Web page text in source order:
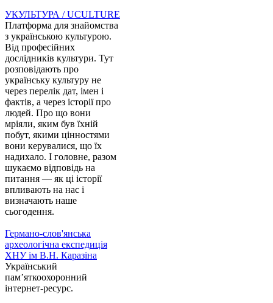
УКУЛЬТУРА / UCULTURE
Платформа для знайомства
з українською культурою.
Від професійних
дослідників культури. Тут
розповідають про
українську культуру не
через перелік дат, імен і
фактів, а через історії про
людей. Про що вони
мріяли, яким був їхній
побут, якими цінностями
вони керувалися, що їх
надихало. І головне, разом
шукаємо відповідь на
питання — як ці історії
впливають на нас і
визначають наше
сьогодення.
Германо-слов'янська
археологічна експедиція
ХНУ ім В.Н. Каразіна
Український
пам’яткоохоронний
інтернет-ресурс.